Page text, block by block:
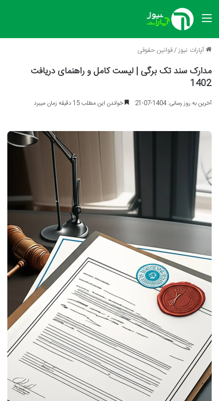
منو
آپارات نیوز/قوانین حقوقی
مدارک سند تک برگی | لیست کامل و راهنمای دریافت
1402
آخرین به روز رسانی: 1404-07-21 خواندن این مطلب 15 دقیقه زمان میبرد